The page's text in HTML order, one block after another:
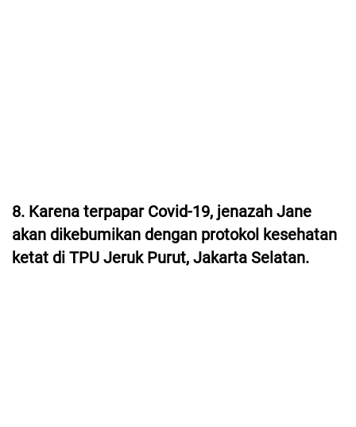
8. Karena terpapar Covid-19, jenazah Jane
akan dikebumikan dengan protokol kesehatan
ketat di TPU Jeruk Purut, Jakarta Selatan.